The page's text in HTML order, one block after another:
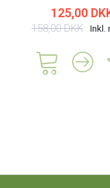
125,00
158,00 DKK Inkl.